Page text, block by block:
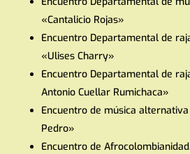
«Cantalicio Rojas»
Encuentro Departamental de
«Ulises Charry»
Encuentro Departamental de
Antonio Cuellar Rumichaca»
Encuentro de música
Pedro»
Encuentro de